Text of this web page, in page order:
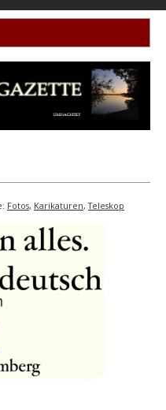
Fotos, Karikaturen,Teleskop